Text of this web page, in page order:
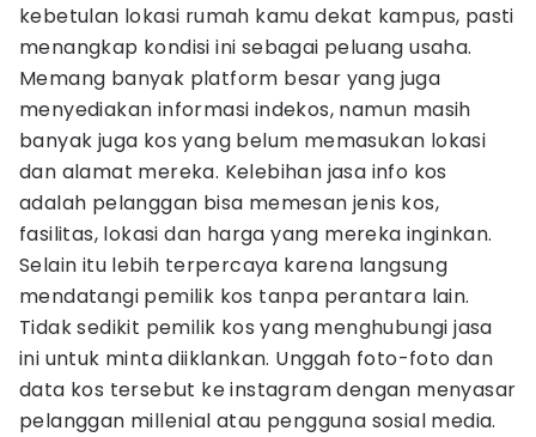
kebetulan lokasi rumah kamu dekat kampus, pasti
menangkap kondisi ini sebagai peluang usaha.
Memang banyak platform besar yang juga
menyediakan informasi indekos, namun masih
banyak juga kos yang belum memasukan lokasi
dan alamat mereka. Kelebihan jasa info kos
adalah pelanggan bisa memesan jenis kos,
fasilitas, lokasi dan harga yang mereka inginkan.
Selain itu lebih terpercaya karena langsung
mendatangi pemilik kos tanpa perantara lain.
Tidak sedikit pemilik kos yang menghubungi jasa
ini untuk minta diiklankan. Unggah foto-foto dan
data kos tersebut ke instagram dengan menyasar
pelanggan millenial atau pengguna sosial media.